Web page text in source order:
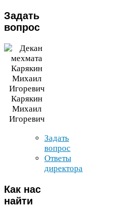
Задать
вопрос
Карякин
Михаил
Игоревич
Задать
вопрос
Ответы
директора
Как нас
найти